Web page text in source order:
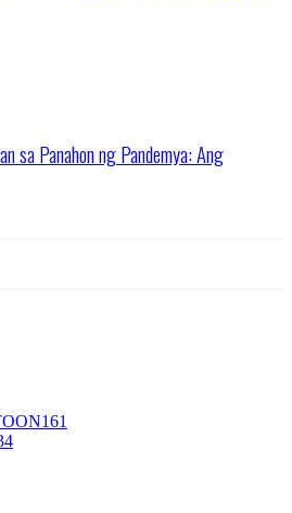
sa Panahon ng Pandemya: Ang
161